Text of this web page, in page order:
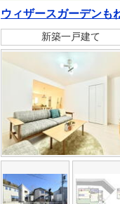
ウィザースガーデンも
新築一戸建て